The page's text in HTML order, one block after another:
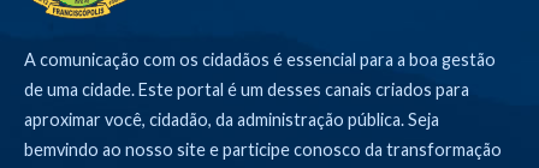
A comunicação com os cidadãos é essencial para a boa gestão
de uma cidade. Este portal é um desses canais criados para
aproximar você, cidadão, da administração pública. Seja
bemvindo ao nosso site e participe conosco da transformação